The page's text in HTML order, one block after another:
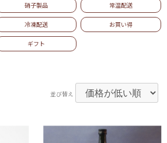
カートを見る
冷蔵 0
硝子製品 常温配送
冷凍配送 お買い得
ギフト
並び替え